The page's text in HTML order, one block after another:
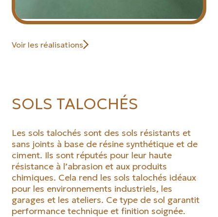
Voir les réalisations
SOLS TALOCHÉS
Les sols talochés sont des sols résistants et
sans joints à base de résine synthétique et de
ciment. Ils sont réputés pour leur haute
résistance à l’abrasion et aux produits
chimiques. Cela rend les sols talochés idéaux
pour les environnements industriels, les
garages et les ateliers. Ce type de sol garantit
performance technique et finition soignée.